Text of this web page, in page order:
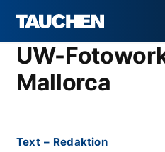
UW-
Mallorca
Text – Redaktion